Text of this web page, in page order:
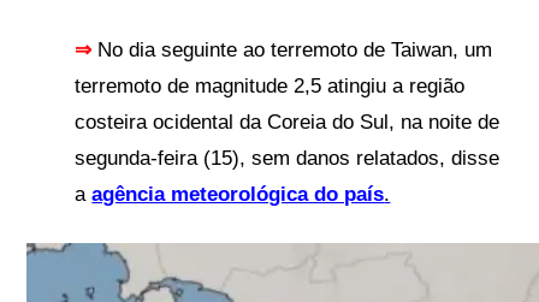
⇒ No dia seguinte ao terremoto de Taiwan, um
terremoto de magnitude 2,5 atingiu a região
costeira ocidental da Coreia do Sul, na noite de
segunda-feira (15), sem danos relatados, disse
aagência meteorológica do país.